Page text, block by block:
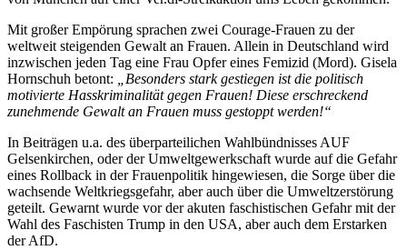
Mit großer Empörung sprachen zwei Courage-Frauen zu der
weltweit steigenden Gewalt an Frauen. Allein in Deutschland wird
inzwischen jeden Tag eine Frau Opfer eines Femizid (Mord). Gisela
Hornschuh betont:
„Besonders stark gestiegen ist die politisch
motivierte Hasskriminalität gegen Frauen! Diese erschreckend
zunehmende Gewalt an Frauen muss gestoppt werden!“
In Beiträgen u.a. des überparteilichen Wahlbündnisses AUF
Gelsenkirchen, oder der Umweltgewerkschaft wurde auf die Gefahr
eines Rollback in der Frauenpolitik hingewiesen, die Sorge über die
wachsende Weltkriegsgefahr, aber auch über die Umweltzerstörung
geteilt. Gewarnt wurde vor der akuten faschistischen Gefahr mit der
Wahl des Faschisten Trump in den USA, aber auch dem Erstarken
der AfD.